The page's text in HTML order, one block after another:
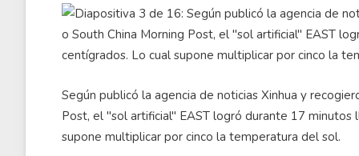
Según publicó la agencia de noticias Xinhua y
Post, el "sol artificial" EAST logró durante 17
supone multiplicar por cinco la temperatura del sol.